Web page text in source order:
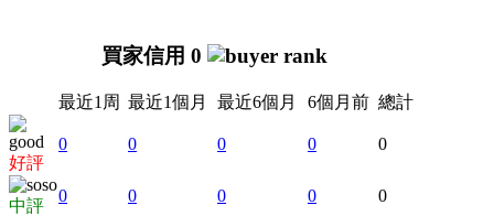
買家信用 0
最近1周 最近1個月 最近6個月 6個月前 總計
好評
0 0 0 0 0
中評
0 0 0 0 0